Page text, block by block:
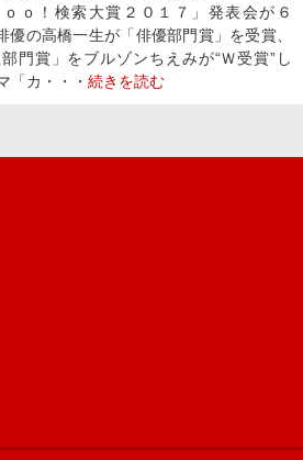
ｏｏ！検索大賞２０１７」発表会が６
優の高橋一生が「俳優部門賞」を受賞、
門賞」をブルゾンちえみが“Ｗ受賞”し
カ・・・ 続きを読む